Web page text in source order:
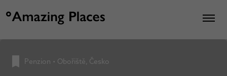
Penzion • Obořiště, Česko